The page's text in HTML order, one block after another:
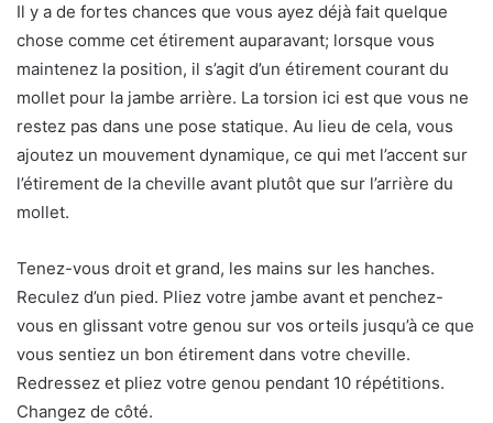
Il y a de fortes chances que vous ayez déjà fait quelque
chose comme cet étirement auparavant; lorsque vous
maintenez la position, il s’agit d’un étirement courant du
mollet pour la jambe arrière. La torsion ici est que vous ne
restez pas dans une pose statique. Au lieu de cela, vous
ajoutez un mouvement dynamique, ce qui met l’accent sur
l’étirement de la cheville avant plutôt que sur l’arrière du
mollet.
Tenez-vous droit et grand, les mains sur les hanches.
Reculez d’un pied. Pliez votre jambe avant et penchez-
vous en glissant votre genou sur vos orteils jusqu’à ce que
vous sentiez un bon étirement dans votre cheville.
Redressez et pliez votre genou pendant 10 répétitions.
Changez de côté.